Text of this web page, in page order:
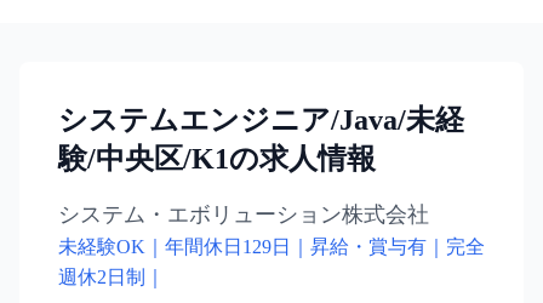
システムエンジニア/Java/未経
験/中央区/K1の求人情報
システム・エボリューション株式会社
未経験OK｜年間休日129日｜昇給・賞与有｜完全
週休2日制｜